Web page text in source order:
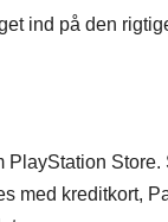
ind på den
med kreditkort,